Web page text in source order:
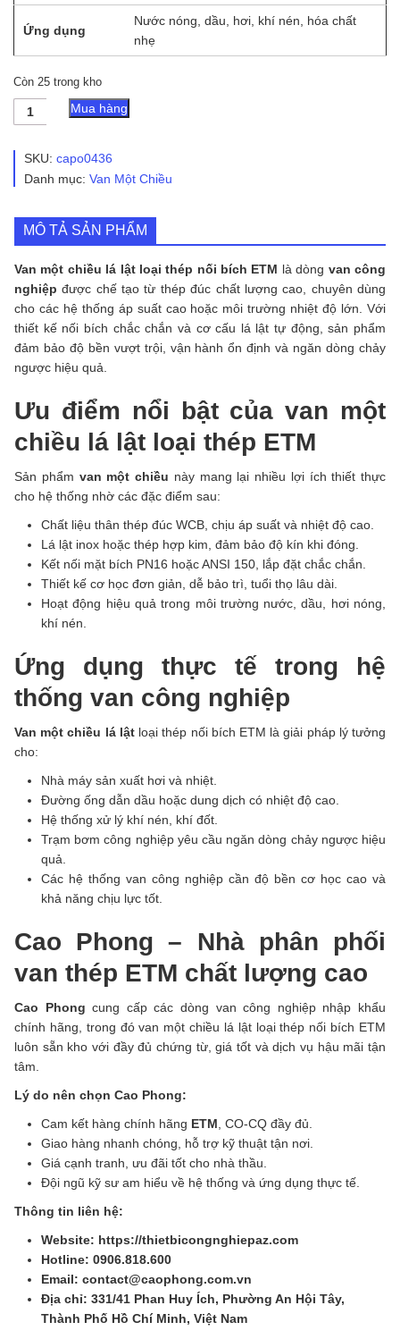
Ứng dụng
Nước nóng, dầu, hơi, khí nén, hóa chất
nhẹ
Còn 25 trong kho
Van
một
lá
loại
nối
bích
ETM
số
lượng
Mua hàng
SKU: capo0436
Danh mục: Van Một Chiều
MÔ TẢ SẢN PHẨM
Van một chiều lá lật loại thép nối bích ETM là dòng van công
nghiệp được chế tạo từ thép đúc chất lượng cao, chuyên dùng
cho các hệ thống áp suất cao hoặc môi trường nhiệt độ lớn. Với
thiết kế nối bích chắc chắn và cơ cấu lá lật tự động, sản phẩm
đảm bảo độ bền vượt trội, vận hành ổn định và ngăn dòng chảy
ngược hiệu quả.
Ưu điểm nổi bật của van một
chiều lá lật loại thép ETM
Sản phẩm van một chiều này mang lại nhiều lợi ích thiết thực
cho hệ thống nhờ các đặc điểm sau:
Chất liệu thân thép đúc WCB, chịu áp suất và nhiệt độ cao.
Lá lật inox hoặc thép hợp kim, đảm bảo độ kín khi đóng.
Kết nối mặt bích PN16 hoặc ANSI 150, lắp đặt chắc chắn.
Thiết kế cơ học đơn giản, dễ bảo trì, tuổi thọ lâu dài.
Hoạt động hiệu quả trong môi trường nước, dầu, hơi nóng,
khí nén.
Ứng dụng thực tế trong hệ
thống van công nghiệp
Van một chiều lá lậtloại thép nối bích ETM là giải pháp lý tưởng
cho:
Nhà máy sản xuất hơi và nhiệt.
Đường ống dẫn dầu hoặc dung dịch có nhiệt độ cao.
Hệ thống xử lý khí nén, khí đốt.
Trạm bơm công nghiệp yêu cầu ngăn dòng chảy ngược hiệu
quả.
Các hệ thống van công nghiệp cần độ bền cơ học cao và
khả năng chịu lực tốt.
Cao Phong – Nhà phân phối
van thép ETM chất lượng cao
Cao Phong cung cấp các dòng van công nghiệp nhập khẩu
chính hãng, trong đó van một chiều lá lật loại thép nối bích ETM
luôn sẵn kho với đầy đủ chứng từ, giá tốt và dịch vụ hậu mãi tận
tâm.
Lý do nên chọn Cao Phong:
Cam kết hàng chính hãng ETM, CO-CQ đầy đủ.
Giao hàng nhanh chóng, hỗ trợ kỹ thuật tận nơi.
Giá cạnh tranh, ưu đãi tốt cho nhà thầu.
Đội ngũ kỹ sư am hiểu về hệ thống và ứng dụng thực tế.
Thông tin liên hệ:
Website: https://thietbicongnghiepaz.com
Hotline: 0906.818.600
Email: contact@caophong.com.vn
Địa chỉ: 331/41 Phan Huy Ích, Phường An Hội Tây,
Thành Phố Hồ Chí Minh, Việt Nam